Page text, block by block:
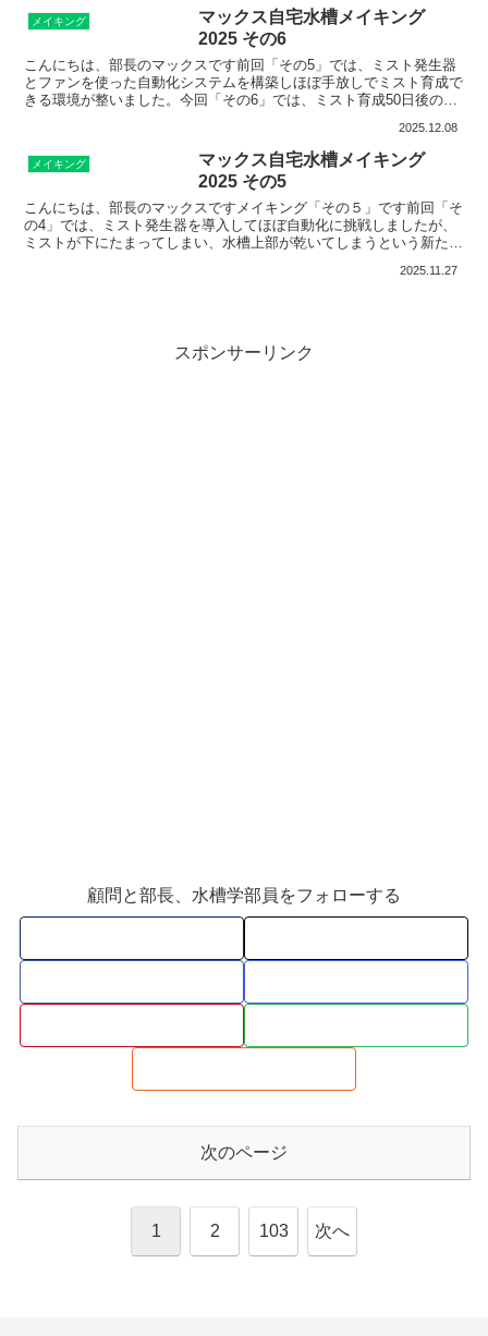
メイキング
マックス自宅水槽メイキング
2025 その6
こんにちは、部長のマックスです前回「その5」では、ミスト発生器
とファンを使った自動化システムを構築しほぼ手放しでミスト育成で
きる環境が整いました。今回「その6」では、ミスト育成50日後の結
2025.12.08
メイキング
マックス自宅水槽メイキング
2025 その5
こんにちは、部長のマックスですメイキング「その５」です前回「そ
の4」では、ミスト発生器を導入してほぼ自動化に挑戦しましたが、
ミストが下にたまってしまい、水槽上部が乾いてしまうという新たな
2025.11.27
スポンサーリンク
顧問と部長、水槽学部員をフォローする
次のページ
1 2 103 次へ